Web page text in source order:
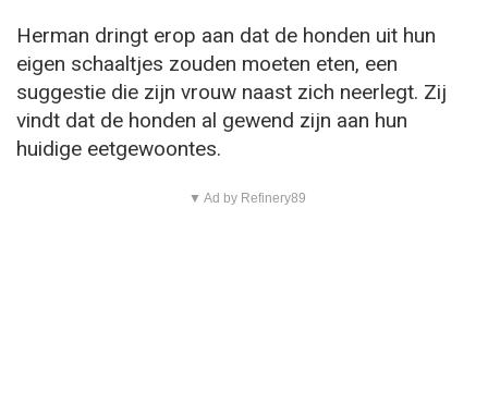
Herman dringt erop aan dat de honden uit hun
eigen schaaltjes zouden moeten eten, een
suggestie die zijn vrouw naast zich neerlegt. Zij
vindt dat de honden al gewend zijn aan hun
huidige eetgewoontes.
▼ Ad by Refinery89